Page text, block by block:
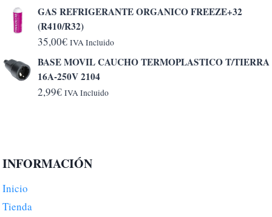
desde
hasta
6,50€
GAS REFRIGERANTE ORGANICO FREEZE+32
(R410/R32)
35,00€ IVA Incluido
BASE MOVIL CAUCHO TERMOPLASTICO T/TIERRA
16A-250V 2104
2,99€ IVA Incluido
INFORMACIÓN
Inicio
Tienda